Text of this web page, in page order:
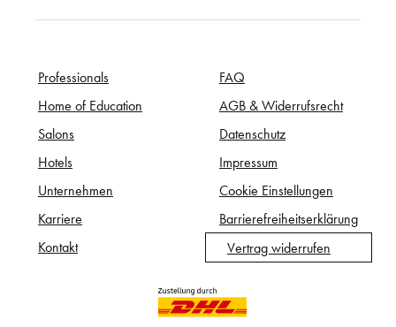
Professionals
Home of Education
Salons
Hotels
Unternehmen
Karriere
Kontakt
FAQ
AGB & Widerrufsrecht
Datenschutz
Impressum
Cookie Einstellungen
Barrierefreiheitserklärung
Vertrag widerrufen